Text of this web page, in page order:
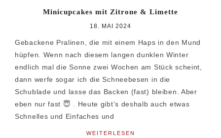
Minicupcakes mit Zitrone & Limette
18. MAI 2024
Gebackene Pralinen, die mit einem Haps in den Mund
hüpfen. Wenn nach diesem langen dunklen Winter
endlich mal die Sonne zwei Wochen am Stück scheint,
dann werfe sogar ich die Schneebesen in die
Schublade und lasse das Backen (fast) bleiben. Aber
eben nur fast 😇 . Heute gibt’s deshalb auch etwas
Schnelles und Einfaches und
WEITERLESEN